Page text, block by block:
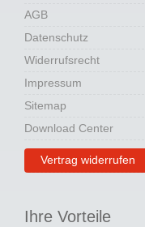
AGB
Datenschutz
Widerrufsrecht
Impressum
Sitemap
Download Center
Vertrag widerrufen
Ihre Vorteile